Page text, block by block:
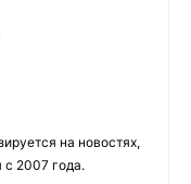
на новостях,
с 2007 года.